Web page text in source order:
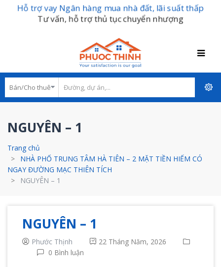
Hỗ trợ vay Ngân hàng mua nhà đất, lãi suất thấp
Tư vấn, hỗ trợ thủ tục chuyển nhượng
NGUYÊN – 1
Trang chủ
NHÀ PHỐ TRUNG TÂM HÀ TIÊN – 2 MẶT TIỀN HIẾM CÓ
NGAY ĐƯỜNG MẠC THIÊN TÍCH
NGUYÊN – 1
NGUYÊN – 1
Phước Thịnh
22 Tháng Năm, 2026
0 Bình luận